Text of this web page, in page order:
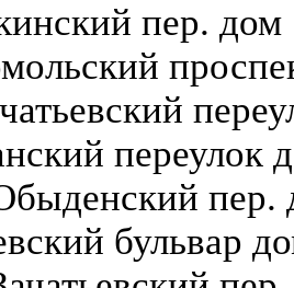
пер. дом
переулок
пер.
бульвар